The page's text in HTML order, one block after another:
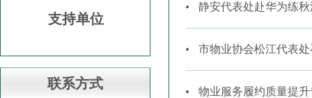
支持单位
联系方式
静安代表处赴华为练
市物业协会松江代表
物业服务履约质量提